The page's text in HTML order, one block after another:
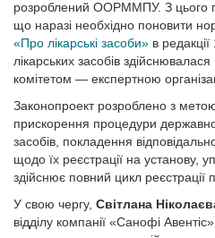
розроблений ООРММПУ. З цього
що наразі необхідно поновити
«Про лікарські засоби» в
лікарських засобів
комітетом — експертною
Законопроект розроблено з
прискорення процедури
засобів, покладення
щодо їх реєстрації на установу,
здійснює повний цикл реєстрації
У свою чергу, Світлана
відділу компанії «Санофі